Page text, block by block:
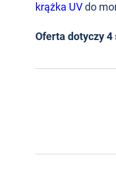
krążka UVdo
Oferta dotyczy 4